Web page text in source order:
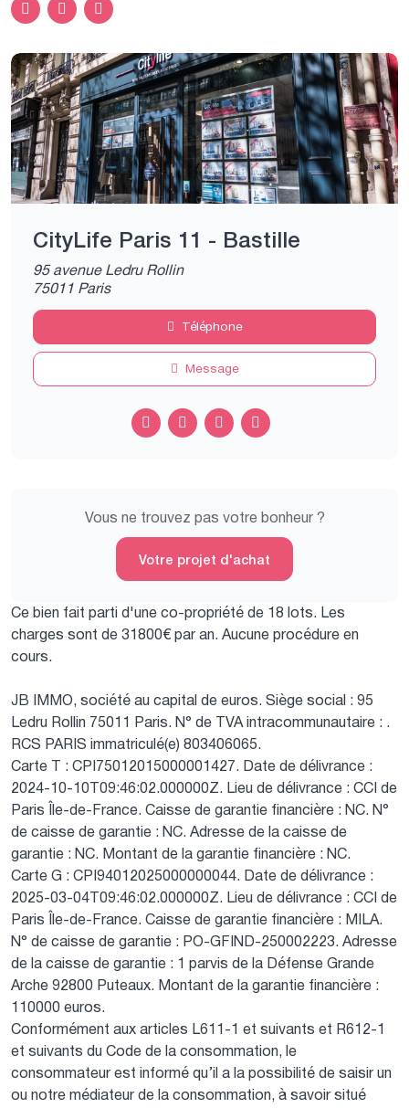
CityLife Paris 11 - Bastille
95 avenue Ledru Rollin
75011 Paris
Téléphone
Message
Vous ne trouvez pas votre bonheur ?
Votre projet d'achat
Ce bien fait parti d'une co-propriété de 18 lots. Les
charges sont de 31800€ par an. Aucune procédure en
cours.
JB IMMO, société au capital de euros. Siège social : 95
Ledru Rollin 75011 Paris. N° de TVA intracommunautaire : .
RCS PARIS immatriculé(e) 803406065.
Carte T : CPI75012015000001427. Date de délivrance :
2024-10-10T09:46:02.000000Z. Lieu de délivrance : CCI de
Paris Île-de-France. Caisse de garantie financière : NC. N°
de caisse de garantie : NC. Adresse de la caisse de
garantie : NC. Montant de la garantie financière : NC.
Carte G : CPI94012025000000044. Date de délivrance :
2025-03-04T09:46:02.000000Z. Lieu de délivrance : CCI de
Paris Île-de-France. Caisse de garantie financière : MILA.
N° de caisse de garantie : PO-GFIND-250002223. Adresse
de la caisse de garantie : 1 parvis de la Défense Grande
Arche 92800 Puteaux. Montant de la garantie financière :
110000 euros.
Conformément aux articles L611-1 et suivants et R612-1
et suivants du Code de la consommation, le
consommateur est informé qu’il a la possibilité de saisir un
ou notre médiateur de la consommation, à savoir situé